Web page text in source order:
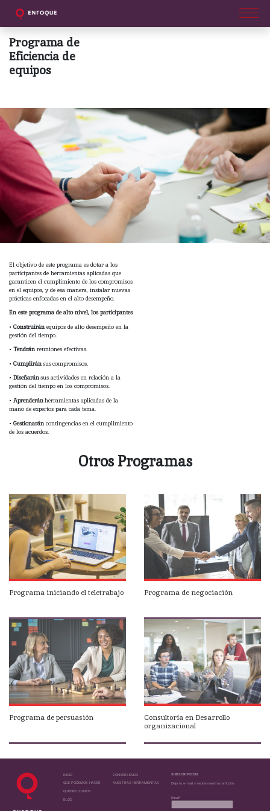
Programa de
Eficiencia de
equipos
El objetivo de este programa es dotar a los
participantes de herramientas aplicadas que
garanticen el cumplimiento de los compromisos
en el equipos, y de esa manera, instalar nuevas
prácticas enfocadas en el alto desempeño.
En este programa de alto nivel, los participantes
• Construirán equipos de alto desempeño en la
gestión del tiempo.
• Tendrán reuniones efectivas.
• Cumpliránsuscompromisos.
• Diseñaránsus actividades en relación a la
gestión del tiempo en los compromisos.
• Aprenderánherramientas aplicadas de la
mano de expertos para cada tema.
• Gestionarán contingencias en el cumplimiento
de los acuerdos.
Otros Programas
Programa iniciando el teletrabajo Programa de negociación
Programa de persuasión
Consultoría en Desarrollo
organizacional
INICIO
QUE PODEMOS HACER
QUIENES SOMOS
BLOG
CONVERSEMOS
NUESTRAS HERRAMIENTAS
SUBSCRIPCION
Deja tu e-mail y recibe nuestros artículos
Email*